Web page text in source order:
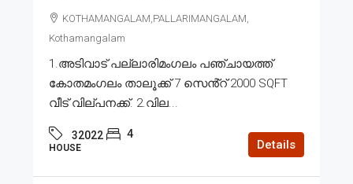
KOTHAMANGALAM,PALLARIMANGALAM,
Kothamangalam
1.അടിവാട് പല്ലാരിമംഗലം പഞ്ചായത്ത്
കോതമംഗലം താലൂക്ക് 7 സെൻ്റ് 2000 SQFT
വീട് വില്പനക്ക്. 2.വില...
32022 4
HOUSE Details